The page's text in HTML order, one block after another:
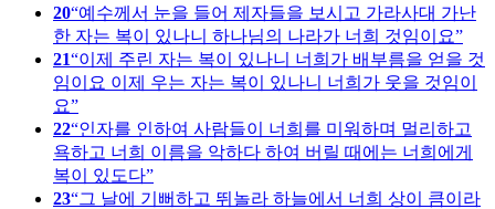
20 예수께서 눈을 들어 제자들을 보시고 가라사대 가난
한 자는 복이 있나니 하나님의 나라가 너희 것임이요
21 이제 주린 자는 복이 있나니 너희가 배부름을 얻을 것
임이요 이제 우는 자는 복이 있나니 너희가 웃을 것임이
요
22 인자를 인하여 사람들이 너희를 미워하며 멀리하고
욕하고 너희 이름을 악하다 하여 버릴 때에는 너희에게
복이 있도다
23 그 날에 기뻐하고 뛰놀라 하늘에서 너희 상이 큼이라